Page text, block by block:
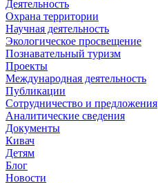
Деятельность
Охрана территории
Научная деятельность
Экологическое просвещение
Познавательный туризм
Проекты
Международная деятельность
Публикации
Сотрудничество и предложения
Аналитические сведения
Документы
Кивач
Детям
Блог
Новости